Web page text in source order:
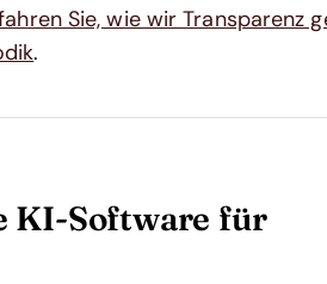
Sie, wie wir Transparenz
.
KI-Software für